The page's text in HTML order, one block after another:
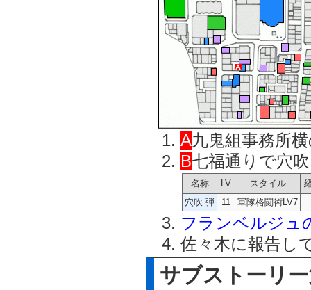
A九鬼組事務所
B七福通りで穴
名称 LV スタイル
穴吹 弾
11 軍隊格闘術LV7
フランベルジュ
佐々木に報告し
サブストーリ